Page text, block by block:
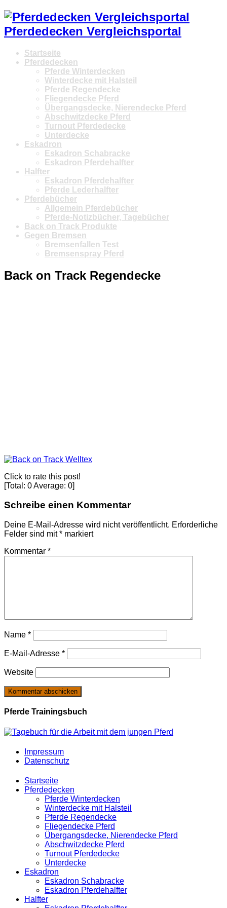
Pferdedecken Vergleichsportal
Startseite
Pferdedecken
Pferde Winterdecken
Winterdecke mit Halsteil
Pferde Regendecke
Fliegendecke Pferd
Übergangsdecke, Nierendecke Pferd
Abschwitzdecke Pferd
Turnout Pferdedecke
Unterdecke
Eskadron
Eskadron Schabracke
Eskadron Pferdehalfter
Halfter
Eskadron Pferdehalfter
Pferde Lederhalfter
Pferdebücher
Allgemein Pferdebücher
Pferde-Notizbücher, Tagebücher
Back on Track Produkte
Gegen Bremsen
Bremsenfallen Test
Bremsenspray Pferd
Back on Track Regendecke
Click to rate this post!
[Total: 0Average: 0]
Schreibe einen Kommentar
Deine E-Mail-Adresse wird nicht veröffentlicht. Erforderliche
Felder sind mit* markiert
Kommentar *
Name *
E-Mail-Adresse *
Website
Pferde Trainingsbuch
Impressum
Datenschutz
Startseite
Pferdedecken
Pferde Winterdecken
Winterdecke mit Halsteil
Pferde Regendecke
Fliegendecke Pferd
Übergangsdecke, Nierendecke Pferd
Abschwitzdecke Pferd
Turnout Pferdedecke
Unterdecke
Eskadron
Eskadron Schabracke
Eskadron Pferdehalfter
Halfter